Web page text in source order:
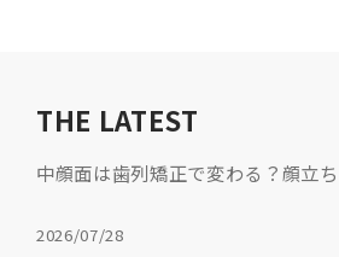
THE LATEST
中顔面は歯列矯正で変わる？顔立
2026/07/28